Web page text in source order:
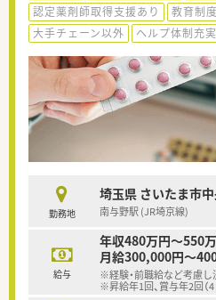
認定薬剤師取得支援あり
教育制
大手チェーン以外
ヘルプ体制充実
勤務地
埼玉県 さいたま市
南与野駅 (JR埼京線)
給与
年収480万円～550
月給300,000円～
※経験・前職給など考慮し
※昇給年1回、賞与年2回（4